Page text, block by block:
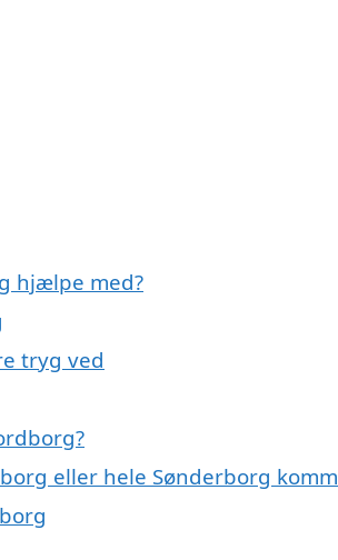
hjælpe med?
tryg ved
eller hele Sønderborg